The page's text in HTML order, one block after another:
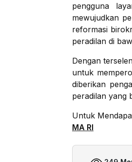
pengguna
mewujudkan
reformasi
peradilan di
Dengan
untuk
diberikan
peradilan yang
Untuk
MA RI